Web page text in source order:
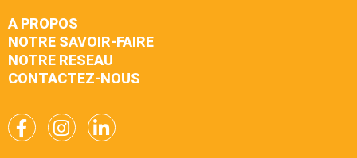
A PROPOS
NOTRE SAVOIR-FAIRE
NOTRE RESEAU
CONTACTEZ-NOUS